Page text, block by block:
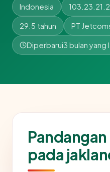
Indonesia
29.5 tahun PT
Diperbarui3 bulan yang
pada